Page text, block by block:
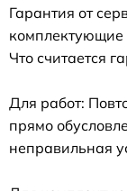
Гарантия от
Что считается
Для работ:
прямо
неправильная